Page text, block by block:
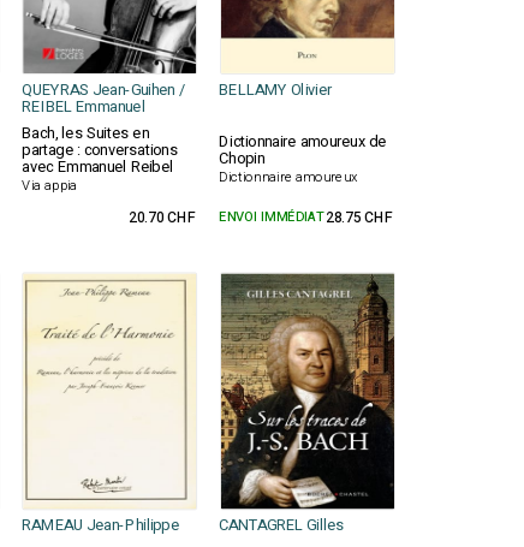
QUEYRAS Jean-Guihen /
REIBEL Emmanuel
BELLAMY Olivier
Bach, les Suites en
partage : conversations
avec Emmanuel Reibel
Via appia
Dictionnaire amoureux de
Chopin
Dictionnaire amoureux
20.70 CHF ENVOI IMMÉDIAT28.75 CHF
RAMEAU Jean-Philippe CANTAGREL Gilles